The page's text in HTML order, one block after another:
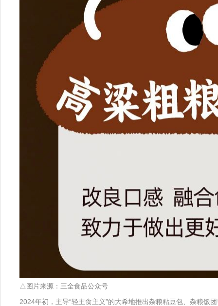
△图片来源：三全食品公众号
2024年初，主导“轻主食主义”的大希地推出杂粮粘豆包、杂粮饭